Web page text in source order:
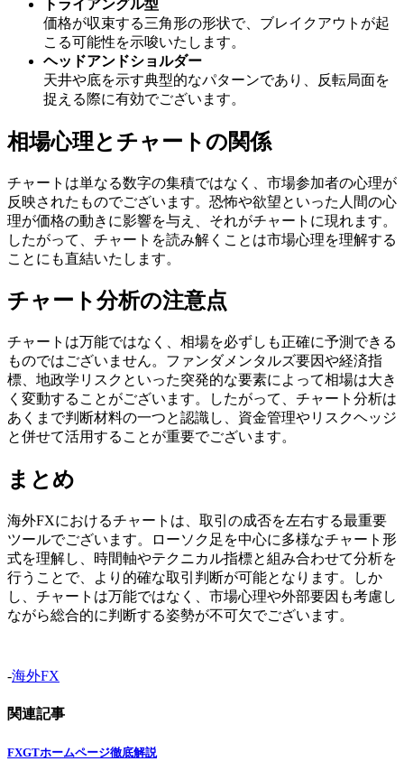
トライアングル型
価格が収束する三角形の形状で、ブレイクアウトが起
こる可能性を示唆いたします。
ヘッドアンドショルダー
天井や底を示す典型的なパターンであり、反転局面を
捉える際に有効でございます。
相場心理とチャートの関係
チャートは単なる数字の集積ではなく、市場参加者の心理が
反映されたものでございます。恐怖や欲望といった人間の心
理が価格の動きに影響を与え、それがチャートに現れます。
したがって、チャートを読み解くことは市場心理を理解する
ことにも直結いたします。
チャート分析の注意点
チャートは万能ではなく、相場を必ずしも正確に予測できる
ものではございません。ファンダメンタルズ要因や経済指
標、地政学リスクといった突発的な要素によって相場は大き
く変動することがございます。したがって、チャート分析は
あくまで判断材料の一つと認識し、資金管理やリスクヘッジ
と併せて活用することが重要でございます。
まとめ
海外FXにおけるチャートは、取引の成否を左右する最重要
ツールでございます。ローソク足を中心に多様なチャート形
式を理解し、時間軸やテクニカル指標と組み合わせて分析を
行うことで、より的確な取引判断が可能となります。しか
し、チャートは万能ではなく、市場心理や外部要因も考慮し
ながら総合的に判断する姿勢が不可欠でございます。
-海外FX
関連記事
FXGTホームページ徹底解説